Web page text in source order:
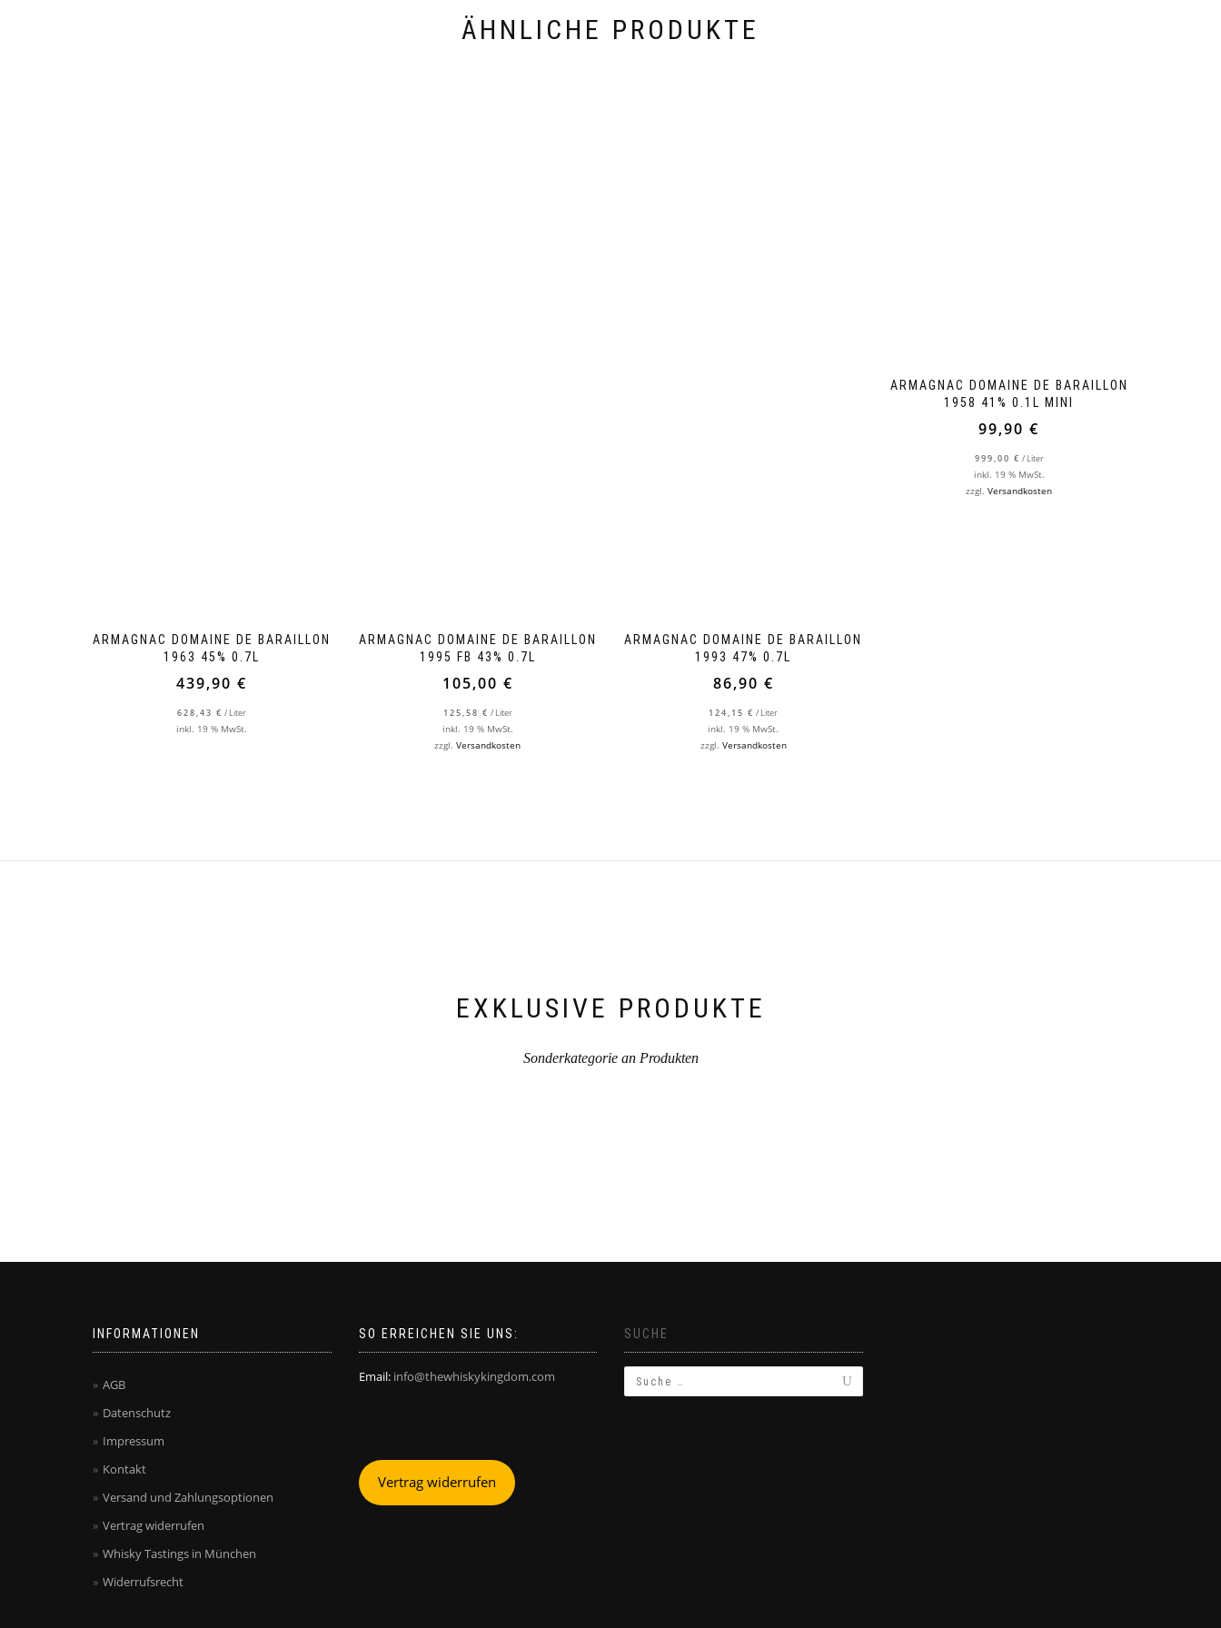
ÄHNLICHE PRODUKTE
ARMAGNAC DOMAINE DE BARAILLON
1963 45% 0.7L
439,90€
628,43€ / Liter
inkl. 19 % MwSt.
ARMAGNAC DOMAINE DE BARAILLON
1995 FB 43% 0.7L
105,00 €
125,58 € / Liter
inkl. 19 % MwSt.
zzgl.Versandkosten
ARMAGNAC DOMAINE DE BARAILLON
1993 47% 0.7L
86,90 €
124,15€ / Liter
inkl. 19 % MwSt.
zzgl. Versandkosten
ARMAGNAC DOMAINE DE BARAILLON
1958 41% 0.1L MINI
99,90€
999,00 € / Liter
inkl. 19 % MwSt.
zzgl.Versandkosten
EXKLUSIVE PRODUKTE
Sonderkategorie an Produkten
INFORMATIONEN
AGB
Datenschutz
Impressum
Kontakt
Versand und Zahlungsoptionen
Vertrag widerrufen
Whisky Tastings in München
Widerrufsrecht
SO ERREICHEN SIE UNS:
Email: info@thewhiskykingdom.com
Vertrag widerrufen
SUCHE